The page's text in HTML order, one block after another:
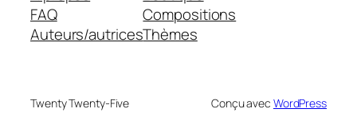
FAQ
Auteurs/autrices
Compositions
Thèmes
Twenty Twenty-Five Conçu avec WordPress